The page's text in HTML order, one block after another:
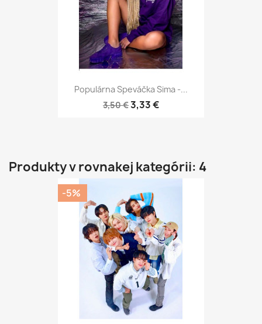
Populárna Speváčka Sima -...
3,50 €3,33 €
Produkty v rovnakej kategórii: 4
-5%